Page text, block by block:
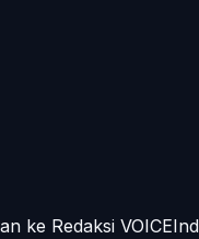
ke Redaksi